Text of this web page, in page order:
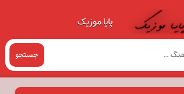
پایا موزیک
جستجو